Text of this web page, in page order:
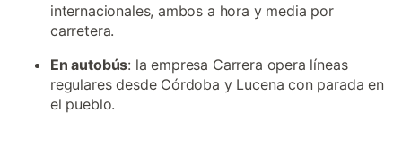
internacionales, ambos a hora y media por
carretera.
En autobús: la empresa Carrera opera líneas
regulares desde Córdoba y Lucena con parada en
el pueblo.